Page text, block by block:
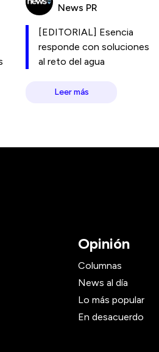
News PR
[EDITORIAL] Esencia
responde con soluciones
al reto del agua
Leer más
Opinión
Columnas
News al día
Lo más popular
En desacuerdo